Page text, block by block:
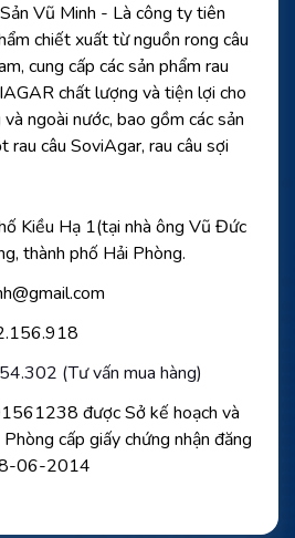
Vũ Minh - Là công ty tiên
chiết xuất từ nguồn rong câu
cung cấp các sản phẩm rau
chất lượng và tiện lợi cho
ngoài nước, bao gồm các sản
rau câu SoviAgar, rau câu sợi
Kiều Hạ 1(tại nhà ông Vũ Đức
thành phố Hải Phòng.
(Tư vấn mua hàng)
được Sở kế hoạch và
cấp giấy chứng nhận đăng
06-2014